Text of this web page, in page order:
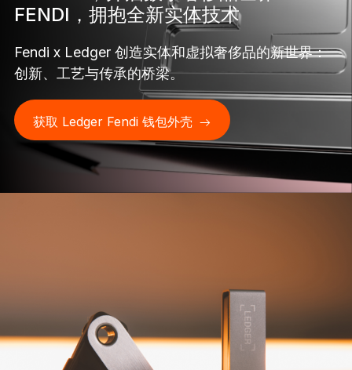
Ledger Flex
开创行业新标准
Ledger NanoGen5
全新色彩
Ledger Nano经典款
可靠的备份保护
硬件钱包
捆绑销售和套装
FENDI，拥抱全新实体技术
Fendi x Ledger 创造实体和虚拟奢侈品的新世界：
创新、工艺与传承的桥梁。
获取 Ledger Fendi 钱包外壳